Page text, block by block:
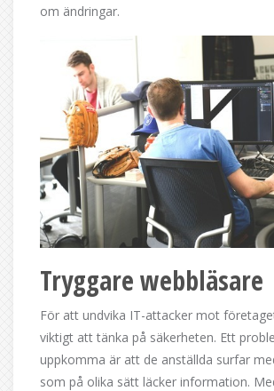
om ändringar.
Tryggare webbläsare
För att undvika IT-attacker mot
viktigt att tänka på säkerheten. Ett
uppkomma är att de anställda surfar
som på olika sätt läcker information.